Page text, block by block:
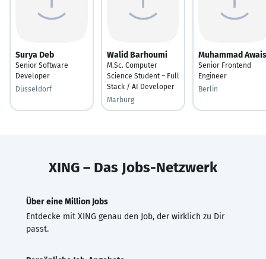
Surya Deb
Senior Software
Developer
Düsseldorf
Walid Barhoumi
M.Sc. Computer
Science Student – Full
Stack / AI Developer
Marburg
Muhammad Awais
Senior Frontend
Engineer
Berlin
XING – Das Jobs-Netzwerk
Über eine Million Jobs
Entdecke mit XING genau den Job, der wirklich zu Dir
passt.